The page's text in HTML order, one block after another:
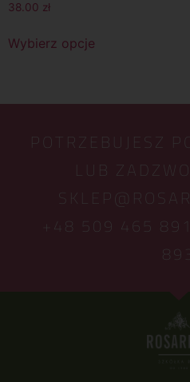
38.00 zł
Wybierz opcje
POTRZEBUJESZ
LUB
+48 509 465 891,